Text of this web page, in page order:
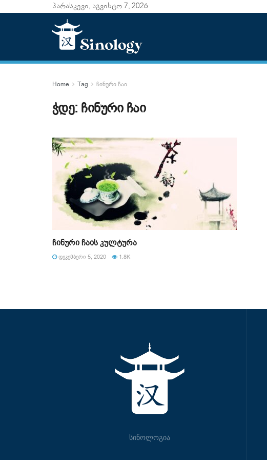
პარასკევი, აგვისტო 7, 2026
Home Tag ჩინური ჩაი
ჭდე: ჩინური ჩაი
ჩინური ჩაის კულტურა
ᲓᲔᲙᲔᲛᲑᲔᲠᲘ 5, 2020 1.8K
სინოლოგია